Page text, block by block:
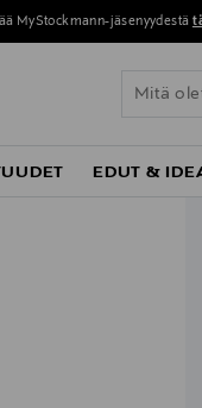
MyStockmann-jäsenyydestä
EDUT &